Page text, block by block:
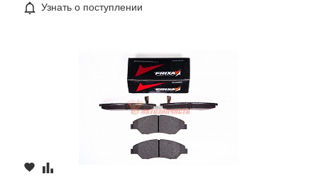
Все поля формы обязательны
Узнать о поступлении